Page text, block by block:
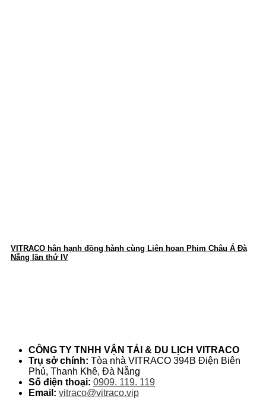
VITRACO hân hạnh đồng hành cùng Liên hoan Phim Châu Á Đà
Nẵng lần thứ IV
CÔNG TY TNHH VẬN TẢI & DU LỊCH VITRACO
Trụ sở chính: Tòa nhà VITRACO 394B Điện Biên
Phủ, Thanh Khê, Đà Nẵng
Số điện thoại: 0909. 119. 119
Email: vitraco@vitraco.vip